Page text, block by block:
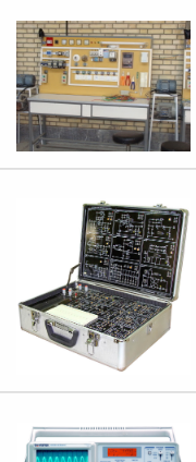
مرتبط
بنیاد
ملی
نخبگان
شرکت
های
دانش
آئین
نامه ها
و
فرآیندها
آئین
نامه
نامه
های
پژوهشی
فرم
های
پژوهشی